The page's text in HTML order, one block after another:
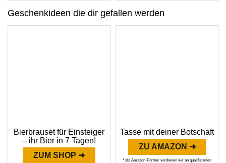
Geschenkideen die dir gefallen werden
Bierbrauset für Einsteiger
– ihr Bier in 7 Tagen!
ZUM SHOP ➜
Tasse mit deiner Botschaft
ZU AMAZON ➜
* als Amazon-Partner verdienen wir an qualifizierten